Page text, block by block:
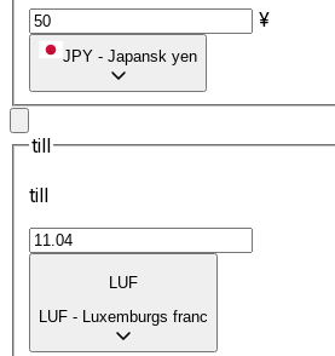
¥
JPY - Japansk yen
till
till
LUF
LUF - Luxemburgs franc